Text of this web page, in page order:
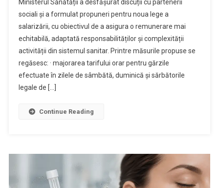
Ministerul Sănătății a desfășurat discuții cu partenerii
sociali și a formulat propuneri pentru noua lege a
salarizării, cu obiectivul de a asigura o remunerare mai
echitabilă, adaptată responsabilităților și complexității
activității din sistemul sanitar. Printre măsurile propuse se
regăsesc: · majorarea tarifului orar pentru gărzile
efectuate în zilele de sâmbătă, duminică și sărbătorile
legale de […]
Continue Reading